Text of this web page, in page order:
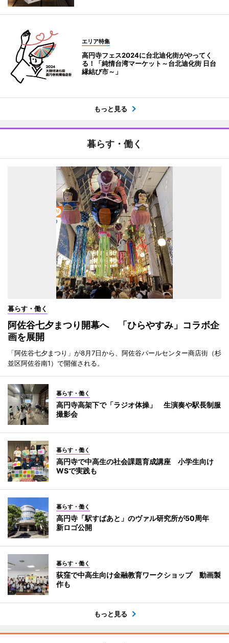
エリア特集
高円寺フェス2024に台北迪化街がやってく
る！「純情台湾マーケット～台北迪化街 日台
縁結び市～」
もっと見る
暮らす・働く
暮らす・働く
阿佐谷七夕まつり開幕へ 「ひらやすみ」コラボ企
画を展開
「阿佐谷七夕まつり」が8月7日から、阿佐谷パールセンター商店街（杉
並区阿佐谷南1）で開催される。
暮らす・働く
高円寺高架下で「ラジオ体操」 生演奏や駅長制服
撮影会
暮らす・働く
高円寺で中高生の社会課題育成講座 小学生向け
WSで実践も
暮らす・働く
高円寺「駅すぱあと」のヴァル研究所が50周年
新ロゴ公開
暮らす・働く
荻窪で中高生向け金融教育ワークショップ 動画製
作も
もっと見る